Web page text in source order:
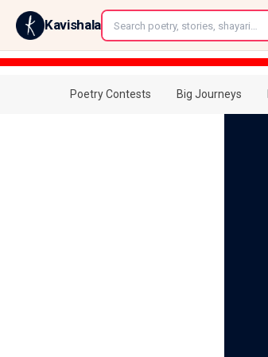
Kavishala
Poetry Contests Big Journeys